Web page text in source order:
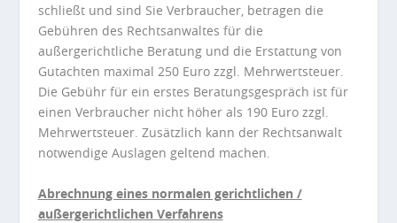
schließt und sind Sie Verbraucher, betragen die
Gebühren des Rechtsanwaltes für die
außergerichtliche Beratung und die Erstattung von
Gutachten maximal 250 Euro zzgl. Mehrwertsteuer.
Die Gebühr für ein erstes Beratungsgespräch ist für
einen Verbraucher nicht höher als 190 Euro zzgl.
Mehrwertsteuer. Zusätzlich kann der Rechtsanwalt
notwendige Auslagen geltend machen.
Abrechnung eines normalen gerichtlichen /
außergerichtlichen Verfahrens